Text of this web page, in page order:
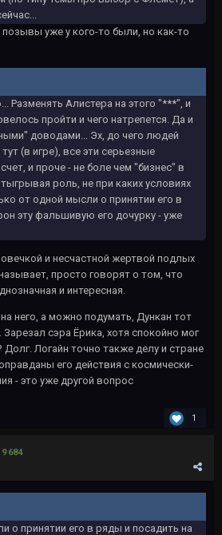
уже у кого-то были, но как-то
Разменять Алистера на этого "***", и
пройти и чего натрепется. Да и
доводами... Эх, до чего людей
(в игре), все эти серьезные
и проче - не боле чем "бизнес" в
роль, не при каких условиях
от одной мысли о принятии его в
эту фальшивую его дочурку - уже
овечкой и несчастной жертвой подлых
просто говорят о том, что
и интересная.
него, а можно подумать, Дункан тот
сэра Ёрика, хотя спокойно мог
Долг. Логайн точно также делу и стране
его действия с космически-
- это уже другой вопрос
1
9 684
о принятии его в ряды и посадить на